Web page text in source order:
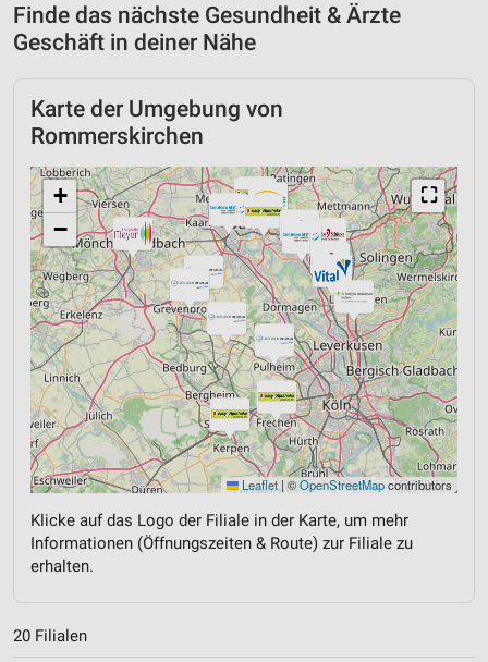
Finde das nächste Gesundheit & Ärzte
Geschäft in deiner Nähe
Karte der Umgebung von
Rommerskirchen
⛶
+
−
Leaflet | ©OpenStreetMapcontributors
Klicke auf das Logo der Filiale in der Karte, um mehr
Informationen (Öffnungszeiten & Route) zur Filiale zu
erhalten.
20 Filialen